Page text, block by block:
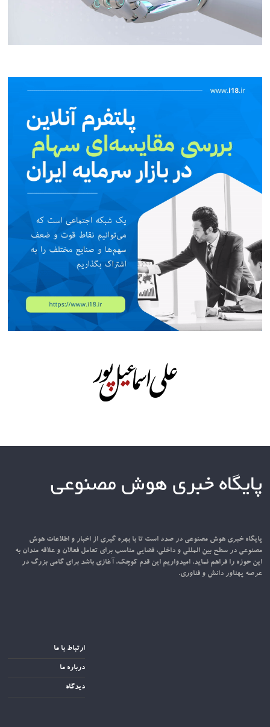
پایگاه خبری هوش مصنوعی
پایگاه خبری هوش مصنوعی در صدد است تا با بهره گیری از اخبار و اطلاعات هوش
مصنوعی در سطح بین المللی و داخلی، فضایی مناسب برای تعامل فعالان و علاقه مندان به
این حوزه را فراهم نماید. امیدواریم این قدم کوچک، آغازی باشد برای گامی بزرگ در
عرصه پهناور دانش و فناوری.
ارتباط با ما
درباره ما
دیدگاه